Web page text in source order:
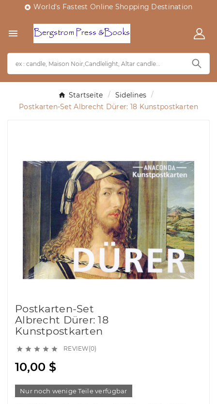
 World's Fastest Online Shopping Destination

Startseite
Sidelines
Postkarten-Set Albrecht Dürer: 18 Kunstpostkarten
Postkarten-Set
Albrecht Dürer: 18
Kunstpostkarten
     REVIEW(0)
10,00 $
Nur noch wenige Teile verfügbar